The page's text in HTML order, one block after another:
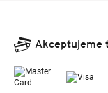
Akceptujeme